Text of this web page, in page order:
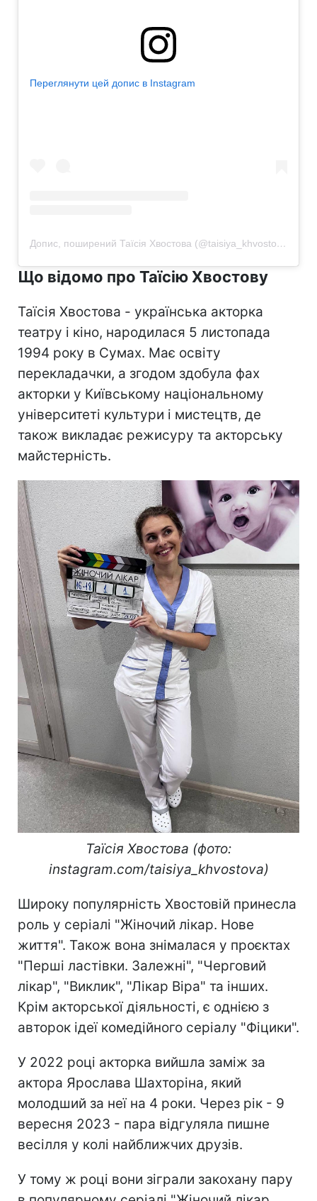
Переглянути цей допис в Instagram
Допис, поширений Таїсія Хвостова (@taisiya_khvostova)
Що відомо про Таїсію Хвостову
Таїсія Хвостова - українська акторка
театру і кіно, народилася 5 листопада
1994 року в Сумах. Має освіту
перекладачки, а згодом здобула фах
акторки у Київському національному
університеті культури і мистецтв, де
також викладає режисуру та акторську
майстерність.
Таїсія Хвостова (фото:
instagram.com/taisiya_khvostova)
Широку популярність Хвостовій принесла
роль у серіалі "Жіночий лікар. Нове
життя". Також вона знімалася у проєктах
"Перші ластівки. Залежні", "Черговий
лікар", "Виклик", "Лікар Віра" та інших.
Крім акторської діяльності, є однією з
авторок ідеї комедійного серіалу "Фіцики".
У 2022 році акторка вийшла заміж за
актора Ярослава Шахторіна, який
молодший за неї на 4 роки. Через рік - 9
вересня 2023 - пара відгуляла пишне
весілля у колі найближчих друзів.
У тому ж році вони зіграли закохану пару